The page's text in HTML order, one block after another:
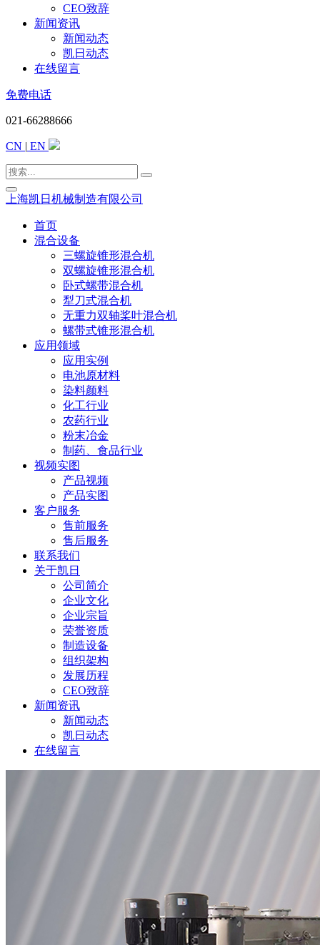
CEO致辞
新闻资讯
新闻动态
凯日动态
在线留言
免费电话
021-66288666
CN | EN
上海凯日机械制造有限公司
首页
混合设备
三螺旋锥形混合机
双螺旋锥形混合机
卧式螺带混合机
犁刀式混合机
无重力双轴桨叶混合机
螺带式锥形混合机
应用领域
应用实例
电池原材料
染料颜料
化工行业
农药行业
粉末冶金
制药、食品行业
视频实图
产品视频
产品实图
客户服务
售前服务
售后服务
联系我们
关于凯日
公司简介
企业文化
企业宗旨
荣誉资质
制造设备
组织架构
发展历程
CEO致辞
新闻资讯
新闻动态
凯日动态
在线留言